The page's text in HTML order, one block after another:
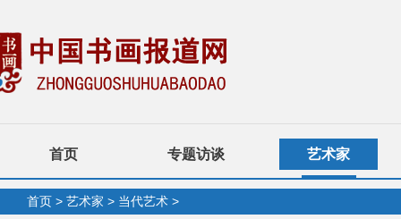
首页 专题访谈 艺术家
首页 > 艺术家 > 当代艺术 >